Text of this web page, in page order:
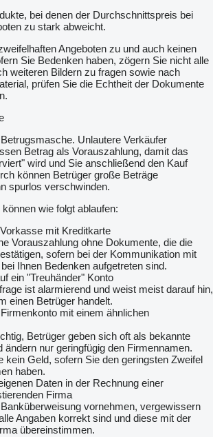
bei denen der Durchschnittspreis bei
zu stark abweicht.
Angeboten zu und auch keinen
Sie Bedenken haben, zögern Sie nicht alle
weiteren Bildern zu fragen sowie nach
prüfen Sie die Echtheit der Dokumente
Unlautere Verkäufer
Betrag als Vorauszahlung, damit das
wird und Sie anschließend den Kauf
können Betrüger große Beträge
spurlos verschwinden.
wie folgt ablaufen:
mit Kreditkarte
Vorauszahlung ohne Dokumente, die die
sofern bei der Kommunikation mit
Ihnen Bedenken aufgetreten sind.
ein "Treuhänder" Konto
ist alarmierend und weist meist darauf hin,
einen Betrüger handelt.
mit einem ähnlichen
Betrüger geben sich oft als bekannte
ändern nur geringfügig den Firmennamen.
kein Geld, sofern Sie den geringsten Zweifel
haben.
Daten in der Rechnung einer
Firma
vornehmen, vergewissern
Angaben korrekt sind und diese mit der
übereinstimmen.